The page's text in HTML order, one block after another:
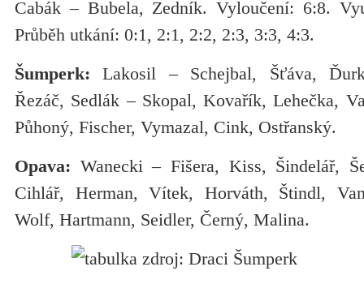
Cabák – Bubela, Zedník. Vyloučení: 6:8.
Průběh utkání: 0:1, 2:1, 2:2, 2:3, 3:3, 4:3.
Šumperk: Lakosil – Schejbal, Šťáva,
Řezáč, Sedlák – Skopal, Kovařík, Lehečka,
Půhoný, Fischer, Vymazal, Cink, Ostřanský.
Opava: Wanecki – Fišera, Kiss, Šindelář,
Cihlář, Herman, Vítek, Horváth, Štindl,
Wolf, Hartmann, Seidler, Černý, Malina.